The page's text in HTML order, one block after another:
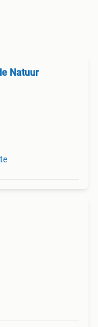
Natuur